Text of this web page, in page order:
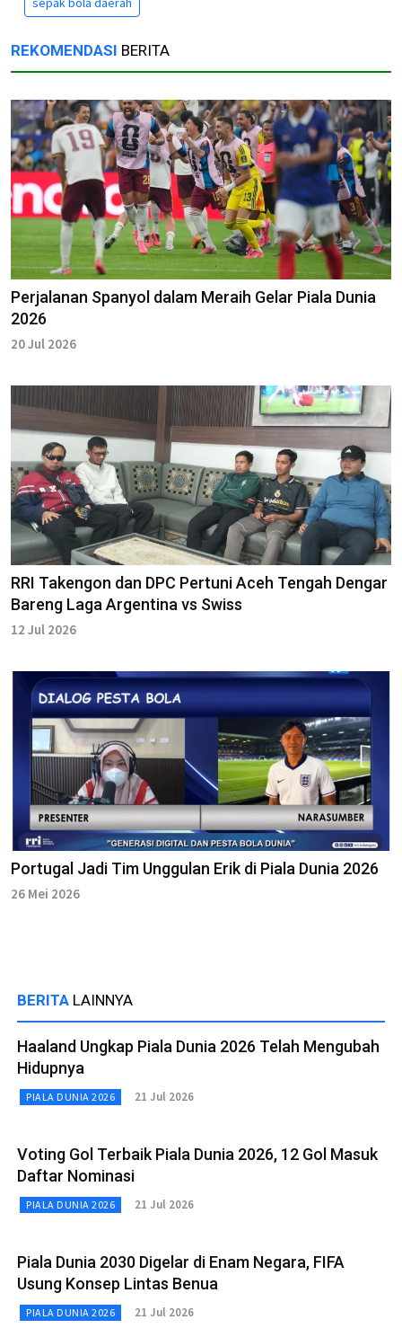
REKOMENDASI BERITA
Perjalanan Spanyol dalam Meraih Gelar Piala Dunia
2026
20 Jul 2026
RRI Takengon dan DPC Pertuni Aceh Tengah Dengar
Bareng Laga Argentina vs Swiss
12 Jul 2026
Portugal Jadi Tim Unggulan Erik di Piala Dunia 2026
26 Mei 2026
BERITA LAINNYA
Haaland Ungkap Piala Dunia 2026 Telah Mengubah
Hidupnya
PIALA DUNIA 2026 21 Jul 2026
Voting Gol Terbaik Piala Dunia 2026, 12 Gol Masuk
Daftar Nominasi
PIALA DUNIA 2026 21 Jul 2026
Piala Dunia 2030 Digelar di Enam Negara, FIFA
Usung Konsep Lintas Benua
PIALA DUNIA 2026 21 Jul 2026